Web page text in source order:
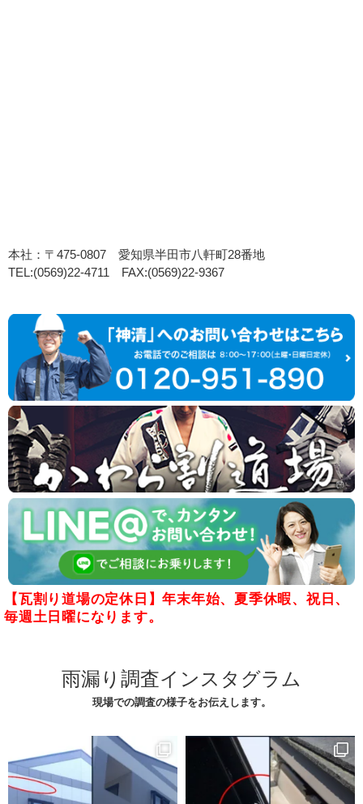
本社：〒475-0807 愛知県半田市八軒町28番地
TEL:(0569)22-4711 FAX:(0569)22-9367
【瓦割り道場の定休日】年末年始、夏季休暇、祝日、
毎週土日曜になります。
雨漏り調査インスタグラム
現場での調査の様子をお伝えします。